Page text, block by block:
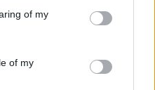
of my
of my